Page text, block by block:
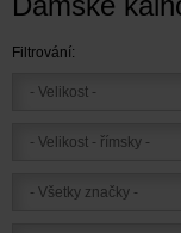
Filtrování: